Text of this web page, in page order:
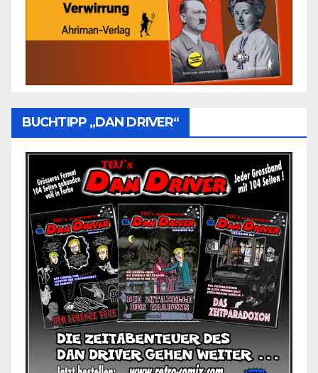
BUCHTIPP „DAN DRIVER“